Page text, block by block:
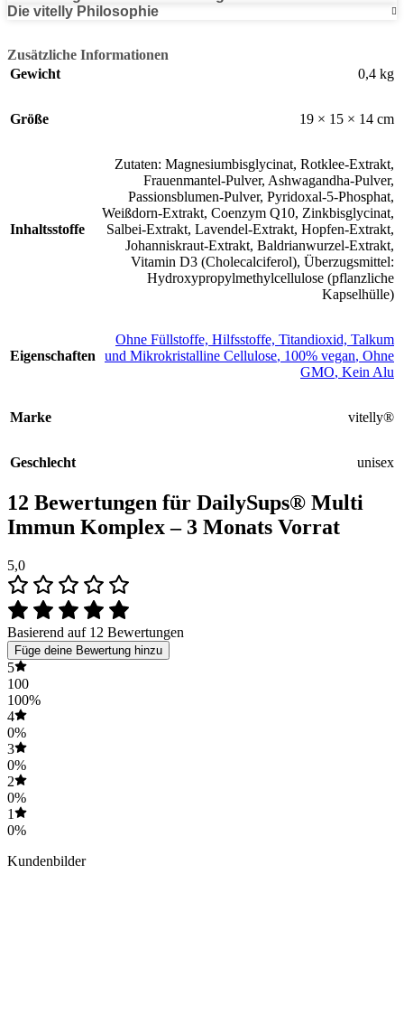
Die vitelly Philosophie
Zusätzliche Informationen
Gewicht
0,4 kg
Größe 19 × 15 × 14 cm
Inhaltsstoffe
Zutaten: Magnesiumbisglycinat, Rotklee-Extrakt,
Frauenmantel-Pulver, Ashwagandha-Pulver,
Passionsblumen-Pulver, Pyridoxal-5-Phosphat,
Weißdorn-Extrakt, Coenzym Q10, Zinkbisglycinat,
Salbei-Extrakt, Lavendel-Extrakt, Hopfen-Extrakt,
Johanniskraut-Extrakt, Baldrianwurzel-Extrakt,
Vitamin D3 (Cholecalciferol), Überzugsmittel:
Hydroxypropylmethylcellulose (pflanzliche
Kapselhülle)
Eigenschaften
Ohne Füllstoffe, Hilfsstoffe, Titandioxid, Talkum
und Mikrokristalline Cellulose, 100% vegan, Ohne
GMO, Kein Alu
Marke vitelly®
Geschlecht unisex
12 Bewertungen für DailySups® Multi
Immun Komplex – 3 Monats Vorrat
5,0
Basierend auf 12 Bewertungen
Füge deine Bewertung hinzu
5
100
100%
4
0%
3
0%
2
0%
1
0%
Kundenbilder